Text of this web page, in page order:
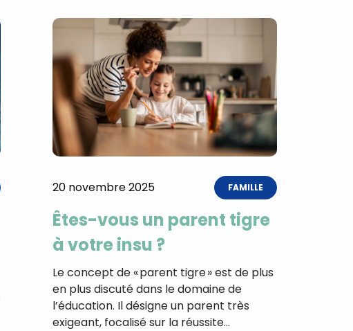
20 novembre 2025 FAMILLE
Êtes-vous un parent tigre
à votre insu ?
Le concept de « parent tigre » est de plus
en plus discuté dans le domaine de
l’éducation. Il désigne un parent très
exigeant, focalisé sur la réussite…